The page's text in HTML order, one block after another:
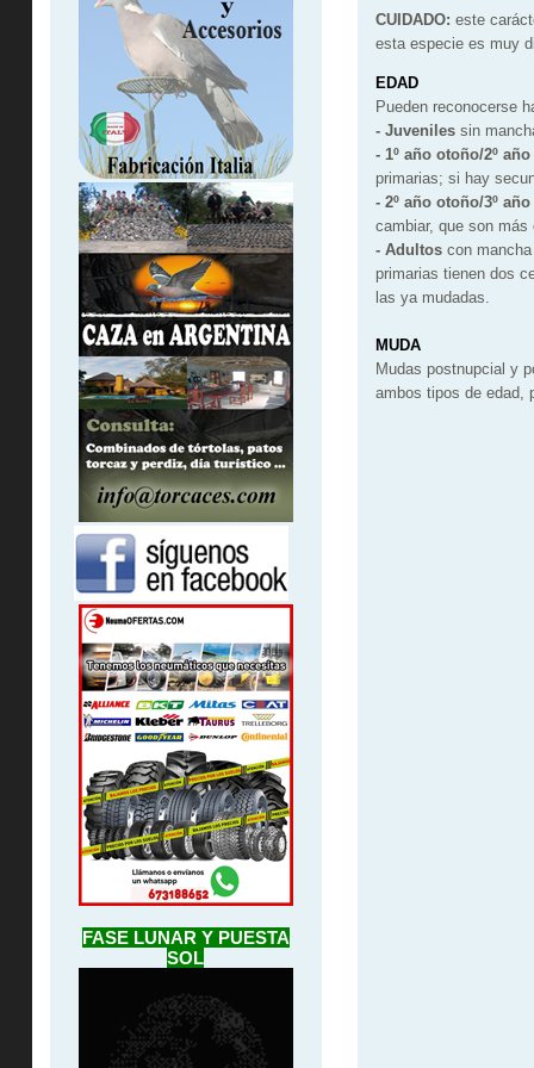
FASE LUNAR Y PUESTA
SOL
CUIDADO: este
esta especie es muy
EDAD
Pueden reconocerse
- Juvenilessin
- 1º año otoño/2º
primarias; si hay
- 2º año otoño/3º
cambiar, que son
- Adultoscon mancha
primarias tienen dos
las ya mudadas.
MUDA
Mudas postnupcial y
ambos tipos de edad,